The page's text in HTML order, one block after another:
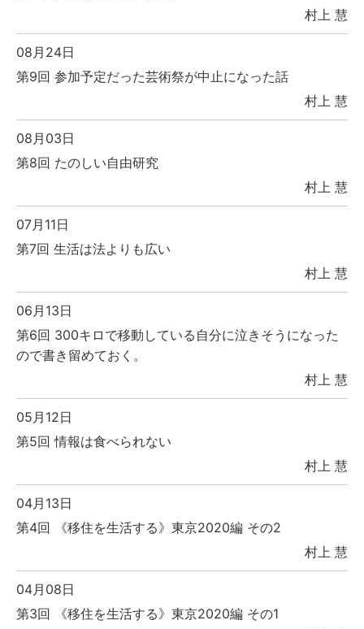
村上 慧
08月24日
第9回 参加予定だった芸術祭が中止になった話
村上 慧
08月03日
第8回 たのしい自由研究
村上 慧
07月11日
第7回 生活は法よりも広い
村上 慧
06月13日
第6回 300キロで移動している自分に泣きそうになった
ので書き留めておく。
村上 慧
05月12日
第5回 情報は食べられない
村上 慧
04月13日
第4回 《移住を生活する》東京2020編 その2
村上 慧
04月08日
第3回 《移住を生活する》東京2020編 その1